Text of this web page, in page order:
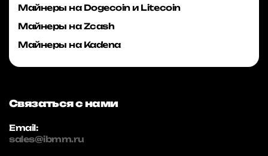
Майнеры на Dogecoin и Litecoin
Майнеры на Zcash
Майнеры на Kadena
Связаться с нами
Email:
sales@ibmm.ru